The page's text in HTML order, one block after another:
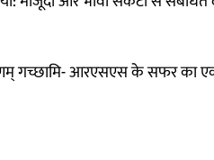
गच्छामि- आरएसएस के सफर का एक